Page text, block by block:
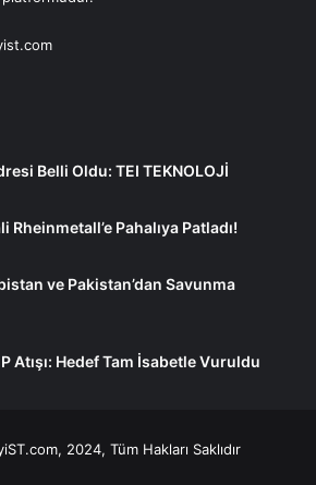
Belli Oldu: TEI TEKNOLOJİ
Rheinmetall’e Pahalıya Patladı!
ve Pakistan’dan Savunma
Atışı: Hedef Tam İsabetle Vuruldu
2024, Tüm Hakları Saklıdır